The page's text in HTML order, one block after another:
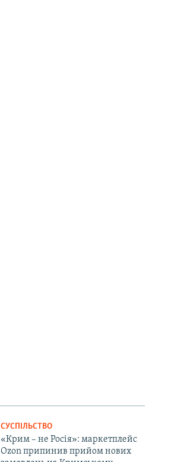
СУСПІЛЬСТВО
«Крим – не Росія»: маркетплейс
Ozon припинив прийом нових